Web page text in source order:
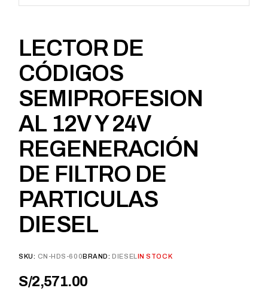
LECTOR DE
CÓDIGOS
SEMIPROFESION
AL 12V Y 24V
REGENERACIÓN
DE FILTRO DE
PARTICULAS
DIESEL
SKU: CN-HDS-600BRAND: DIESEL IN STOCK
S/2,571.00